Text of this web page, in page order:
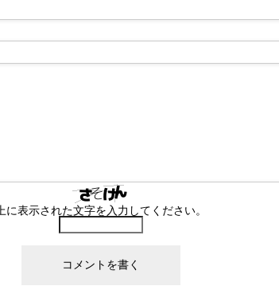
上に表示された文字を入力してください。